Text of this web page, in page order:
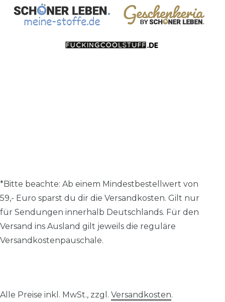
*Bitte beachte: Ab einem Mindestbestellwert von
59,- Euro sparst du dir die Versandkosten. Gilt nur
für Sendungen innerhalb Deutschlands. Für den
Versand ins Ausland gilt jeweils die reguläre
Versandkostenpauschale.
Alle Preise inkl. MwSt., zzgl. Versandkosten.